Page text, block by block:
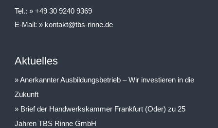
Tel.:
+49 30 9240 9369
E-Mail:
kontakt@tbs-rinne.de
Aktuelles
Anerkannter Ausbildungsbetrieb – Wir investieren in die
Zukunft
Brief der Handwerkskammer Frankfurt (Oder) zu 25
Jahren TBS Rinne GmbH